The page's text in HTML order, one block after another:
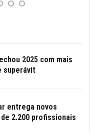
2025 com mais
superávit
entrega novos
2.200 profissionais